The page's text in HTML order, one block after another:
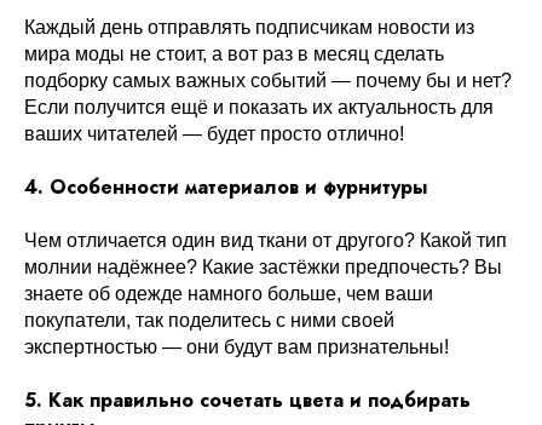
Каждый день отправлять подписчикам новости из
мира моды не стоит, а вот раз в месяц сделать
подборку самых важных событий — почему бы и нет?
Если получится ещё и показать их актуальность для
ваших читателей — будет просто отлично!
4. Особенности материалов и фурнитуры
Чем отличается один вид ткани от другого? Какой тип
молнии надёжнее? Какие застёжки предпочесть? Вы
знаете об одежде намного больше, чем ваши
покупатели, так поделитесь с ними своей
экспертностью — они будут вам признательны!
5. Как правильно сочетать цвета и подбирать